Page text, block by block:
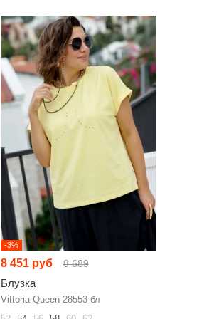
-3%
8 451 руб 8 689
Блузка
Vittoria Queen 28553 бл